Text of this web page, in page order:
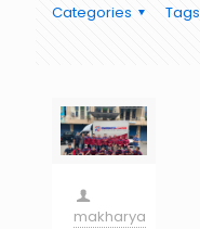
Categories Tags
makharya